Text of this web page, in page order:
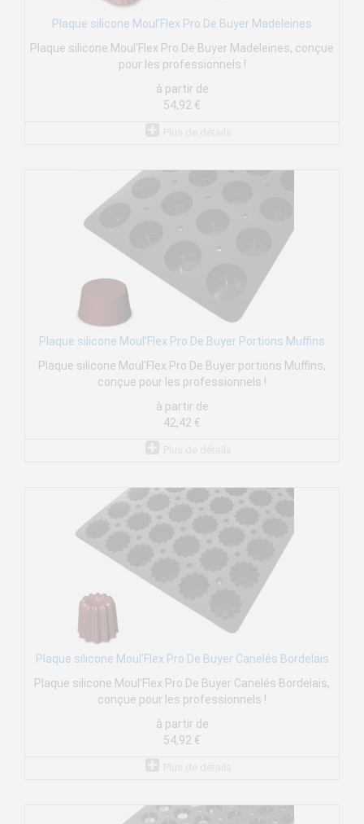
Plaque silicone Moul'Flex Pro De Buyer Madeleines
Plaque silicone Moul'Flex Pro De Buyer Madeleines, conçue
pour les professionnels !
à partir de
54,92 €
Plaque silicone Moul'Flex Pro De Buyer Portions Muffins
Plaque silicone Moul'Flex Pro De Buyer portions Muffins,
conçue pour les professionnels !
à partir de
42,42 €
Plaque silicone Moul'Flex Pro De Buyer Canelés Bordelais
Plaque silicone Moul'Flex Pro De Buyer Canelés Bordelais,
conçue pour les professionnels !
à partir de
54,92 €